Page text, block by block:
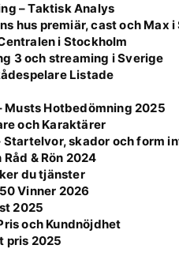
– Taktisk Analys
hus premiär, cast och Max
i Stockholm
3 och streaming i Sverige
Listade
Musts Hotbedömning 2025
och Karaktärer
skador och form
& Rön 2024
du tjänster
Vinner 2026
2025
och Kundnöjdhet
pris 2025